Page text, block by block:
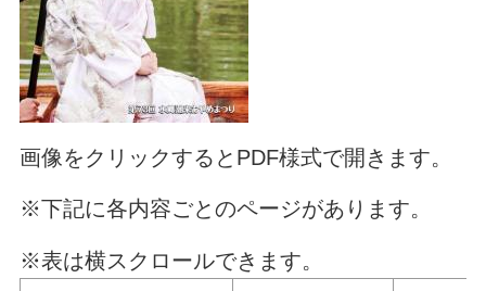
画像をクリックするとPDF様式で開きます。
※下記に各内容ごとのページがあります。
※表は横スクロールできます。